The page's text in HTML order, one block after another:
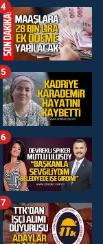
4
5
6
7